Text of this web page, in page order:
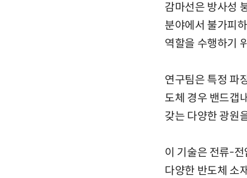
감마선은 방사성
분야에서 불가피
역할을 수행하기
연구팀은 특정 파
도체 경우 밴드갭
갖는 다양한 광원
이 기술은 전류-
다양한 반도체 소